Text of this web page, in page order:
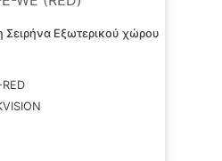
Εξωτερικού χώρου